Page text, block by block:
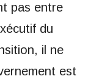
pas entre
du
il ne
est